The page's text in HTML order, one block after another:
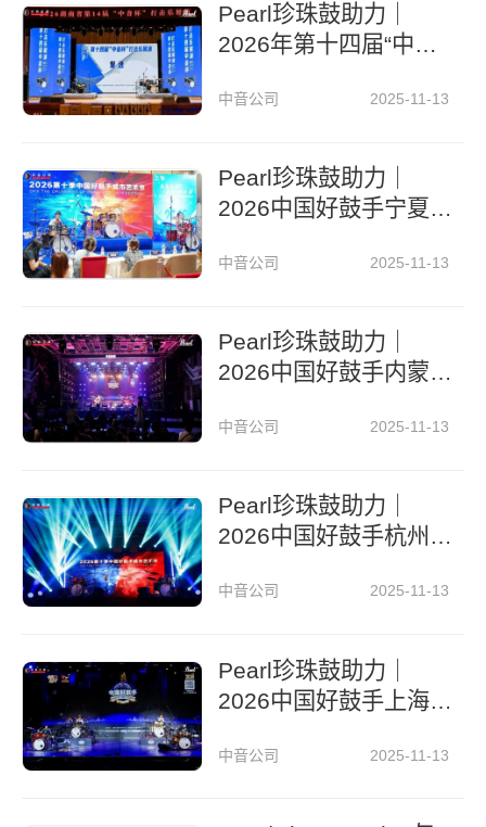
Pearl珍珠鼓助力｜
2026年第十四届“中音
幕
中音公司 2025-11-13
Pearl珍珠鼓助力｜
2026中国好鼓手宁夏
中音公司 2025-11-13
Pearl珍珠鼓助力｜
2026中国好鼓手内蒙
中音公司 2025-11-13
Pearl珍珠鼓助力｜
2026中国好鼓手杭州
中音公司 2025-11-13
Pearl珍珠鼓助力｜
2026中国好鼓手上海
中音公司 2025-11-13